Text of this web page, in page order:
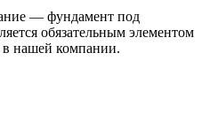
— фундамент под
обязательным элементом
в нашей компании.